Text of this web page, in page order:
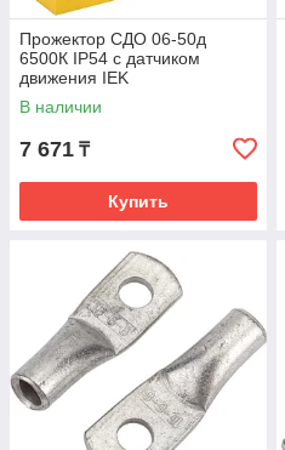
Прожектор СДО 06-50д
6500К IP54 с датчиком
движения IEK
В наличии
7 671 ₸
Купить